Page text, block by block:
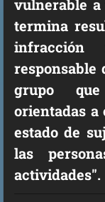
vulnerable
termina
responsable
grupo que
orientadas
estado de
las
actividades".